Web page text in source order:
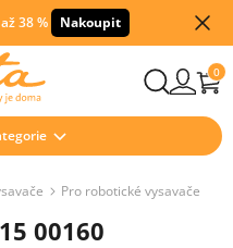
38 % Nakoupit
0
Pro robotické vysavače
00160